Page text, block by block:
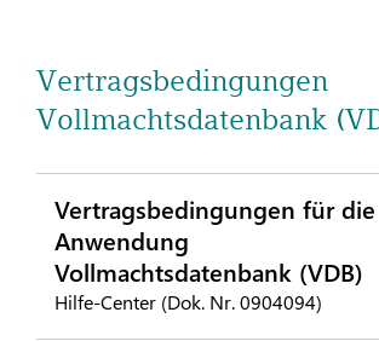
Vertragsbedingungen
Vollmachtsdatenbank
Vertragsbedingungen für die
Anwendung
Vollmachtsdatenbank (VDB)
Hilfe-Center (Dok. Nr. 0904094)